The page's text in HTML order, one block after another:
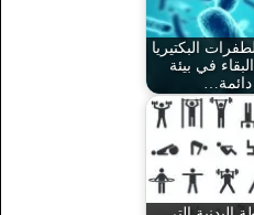
البكتيريا
في بيئة
دائمة…